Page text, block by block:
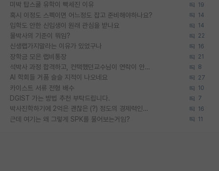
미박 탑스쿨 유학이 빡세진 이유 19
혹시 이정도 스펙이면 어느정도 잡고 준비해야하나요? 14
입학도 안한 신입생이 원래 관심을 받나요 14
물박사의 기준이 뭐임? 22
신생랩가지말라는 이유가 있었구나 16
장학금 모은 랩비통장 21
석박사 과정 합격하고, 컨택했던교수님이 연락이 안됩니다... 8
AI 학회들 거품 슬슬 지적이 나오네요 27
카이스트 서류 전형 배수 10
DGIST 가는 방법 추천 부탁드립니다. 7
박사진학하기에 2억은 괜찮은 (?) 정도의 경제력인가요 16
근데 여기는 왜 그렇게 SPK를 물어보는거임? 11